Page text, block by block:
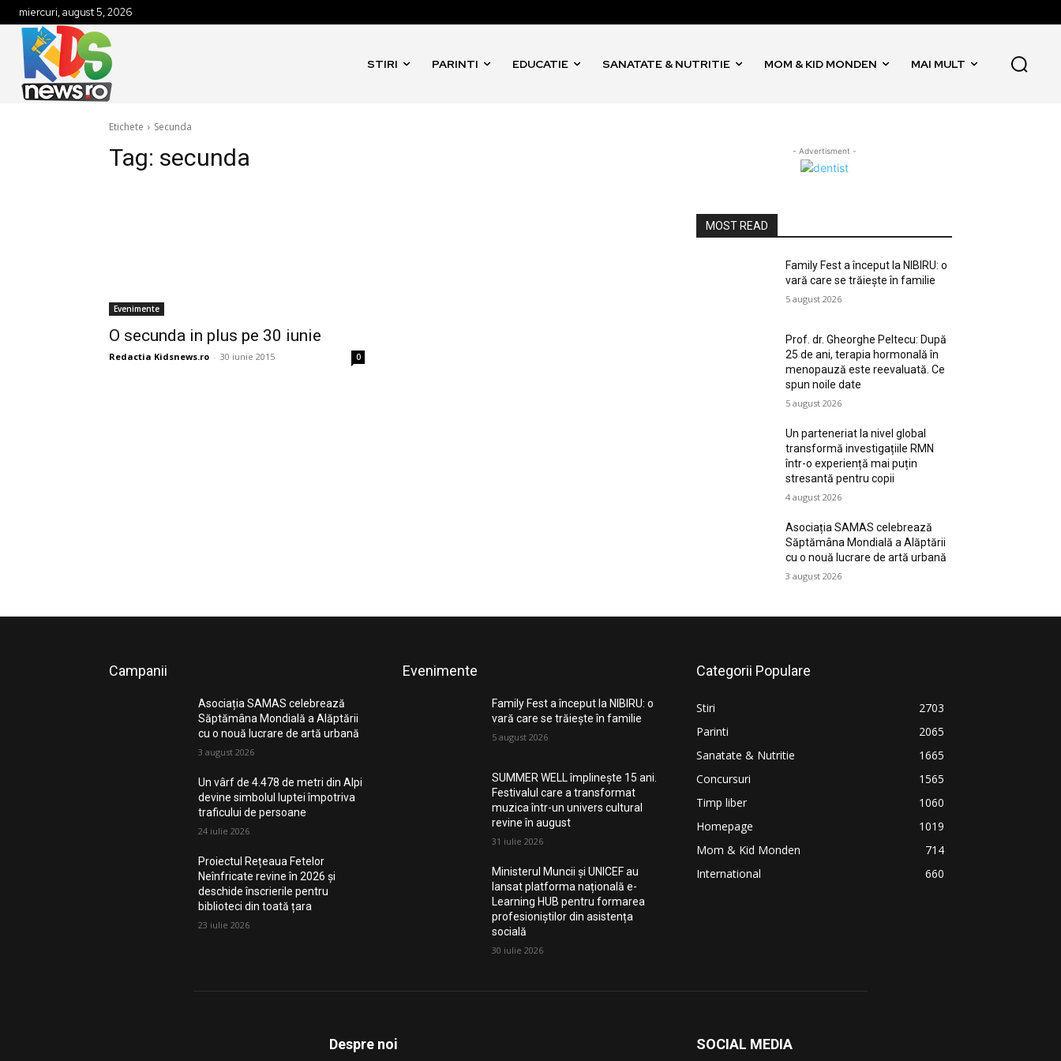
miercuri, august 5, 2026
STIRI PARINTI EDUCATIE SANATATE & NUTRITIE MOM & KID MONDEN MAI MULT
Etichete Secunda
Tag: secunda
Evenimente
O secunda in plus pe 30 iunie
Redactia Kidsnews.ro - 30 iunie 2015 0
- Advertisment -
MOST READ
Family Fest a început la NIBIRU: o
vară care se trăiește în familie
5 august 2026
Prof. dr. Gheorghe Peltecu: După
25 de ani, terapia hormonală în
menopauză este reevaluată. Ce
spun noile date
5 august 2026
Un parteneriat la nivel global
transformă investigațiile RMN
într-o experiență mai puțin
stresantă pentru copii
4 august 2026
Asociația SAMAS celebrează
Săptămâna Mondială a Alăptării
cu o nouă lucrare de artă urbană
3 august 2026
Campanii
Asociația SAMAS celebrează
Săptămâna Mondială a Alăptării
cu o nouă lucrare de artă urbană
3 august 2026
Un vârf de 4.478 de metri din Alpi
devine simbolul luptei împotriva
traficului de persoane
24 iulie 2026
Proiectul Rețeaua Fetelor
Neînfricate revine în 2026 și
deschide înscrierile pentru
biblioteci din toată țara
23 iulie 2026
Evenimente
Family Fest a început la NIBIRU: o
vară care se trăiește în familie
5 august 2026
SUMMER WELL împlinește 15 ani.
Festivalul care a transformat
muzica într-un univers cultural
revine în august
31 iulie 2026
Ministerul Muncii și UNICEF au
lansat platforma națională e-
Learning HUB pentru formarea
profesioniștilor din asistența
socială
30 iulie 2026
Categorii Populare
Stiri
2703
Parinti
2065
Sanatate & Nutritie
1665
Concursuri
1565
Timp liber
1060
Homepage
1019
Mom & Kid Monden
714
International
660
Despre noi SOCIAL MEDIA